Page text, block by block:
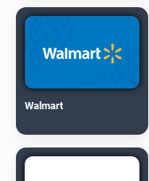
Walmart